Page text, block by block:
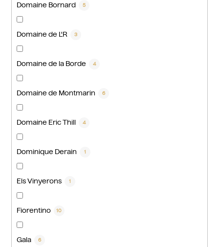
Domaine Bornard 5
Domaine de L'R 3
Domaine de la Borde 4
Domaine de Montmarin 6
Domaine Eric Thill 4
Dominique Derain 1
Els Vinyerons 1
Fiorentino 10
Gala 6